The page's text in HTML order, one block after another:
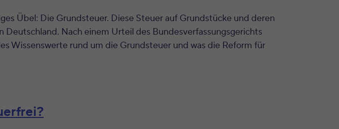
Übel: Die Grundsteuer. Diese Steuer auf Grundstücke und deren
Nach einem Urteil des Bundesverfassungsgerichts
Wissenswerte rund um die Grundsteuer und was die Reform für